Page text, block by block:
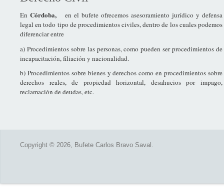
En Córdoba,
en el bufete ofrecemos asesoramiento jurídico y defensa
legal en todo tipo de procedimientos civiles, dentro de los cuales podemos
diferenciar entre
a) Procedimientos sobre las personas, como pueden ser procedimientos de
incapacitación, filiación y nacionalidad.
b) Procedimientos sobre bienes y derechos como en procedimientos sobre
derechos reales, de propiedad horizontal, desahucios por impago,
reclamación de deudas, etc.
Copyright © 2026, Bufete Carlos Bravo Saval.